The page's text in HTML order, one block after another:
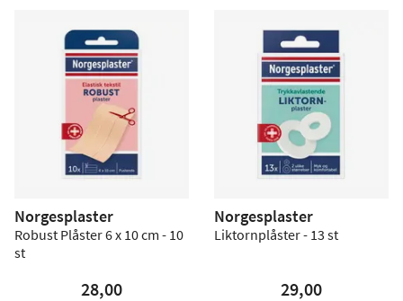
Norgesplaster
Robust Plåster 6 x 10 cm - 10
st
28,00
Norgesplaster
Liktornplåster - 13 st
29,00